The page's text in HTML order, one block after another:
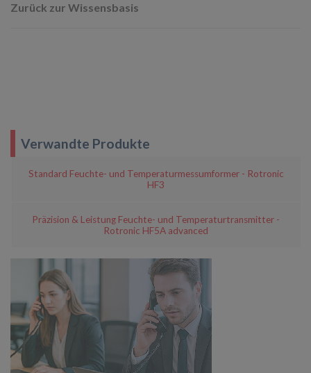
Zurück zur Wissensbasis
Verwandte Produkte
Standard Feuchte- und Temperaturmessumformer - Rotronic
HF3
Präzision & Leistung Feuchte- und Temperaturtransmitter -
Rotronic HF5A advanced